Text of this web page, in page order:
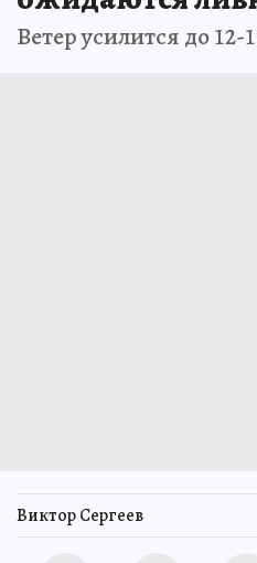
Ветер усилится до 12-
Виктор Сергеев